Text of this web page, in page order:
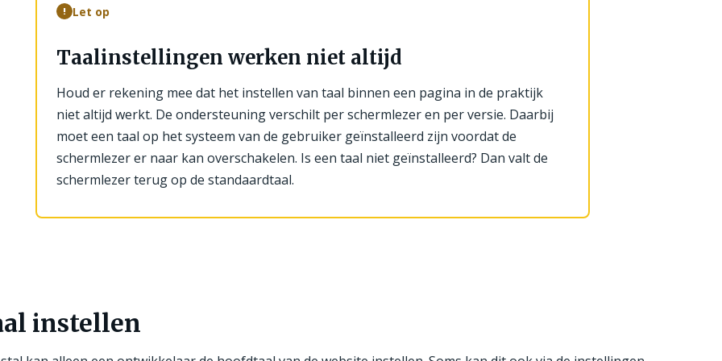
! Let op
Taalinstellingen werken niet altijd
Houd er rekening mee dat het instellen van taal binnen een pagina in de praktijk
niet altijd werkt. De ondersteuning verschilt per schermlezer en per versie. Daarbij
moet een taal op het systeem van de gebruiker geïnstalleerd zijn voordat de
schermlezer er naar kan overschakelen. Is een taal niet geïnstalleerd? Dan valt de
schermlezer terug op de standaardtaal.
instellen